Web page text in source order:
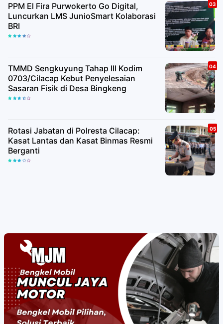
PPM El Fira Purwokerto Go Digital,
Luncurkan LMS JunioSmart Kolaborasi
BRI
TMMD Sengkuyung Tahap III Kodim
0703/Cilacap Kebut Penyelesaian
Sasaran Fisik di Desa Bingkeng
Rotasi Jabatan di Polresta Cilacap:
Kasat Lantas dan Kasat Binmas Resmi
Berganti